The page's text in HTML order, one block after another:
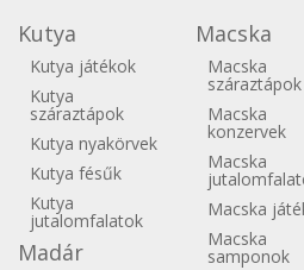
Kutya
Kutya játékok
Kutya
száraztápok
Kutya nyakörvek
Kutya fésűk
Kutya
jutalomfalatok
Madár
Macska
Macska
száraztápok
Macska
konzervek
Macska
Macska
Macska
samponok